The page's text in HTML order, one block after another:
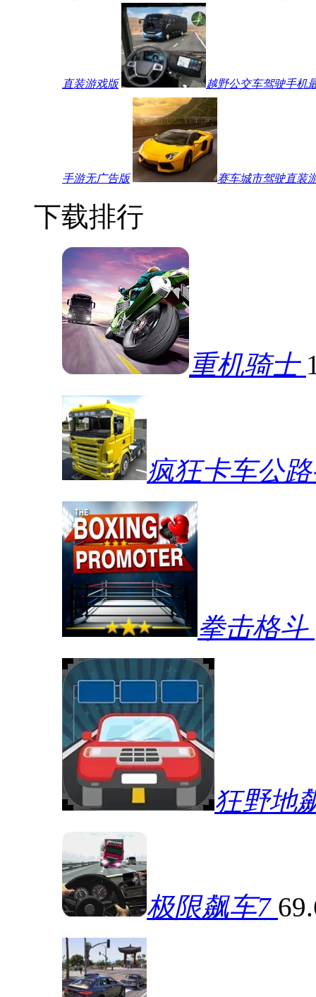
直装游戏版 越野公交车驾驶手机
手游无广告版 赛车城市驾驶直装
下载排行
重机骑士
疯狂卡车公
拳击格斗
狂野地
极限飙车7